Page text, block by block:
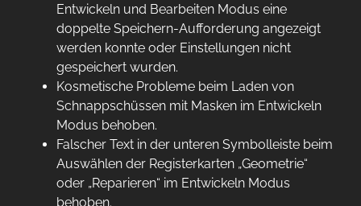
Entwickeln und Bearbeiten Modus eine
doppelte Speichern-Aufforderung angezeigt
werden konnte oder Einstellungen nicht
gespeichert wurden.
Kosmetische Probleme beim Laden von
Schnappschüssen mit Masken im Entwickeln
Modus behoben.
Falscher Text in der unteren Symbolleiste beim
Auswählen der Registerkarten „Geometrie“
oder „Reparieren“ im Entwickeln Modus
behoben.